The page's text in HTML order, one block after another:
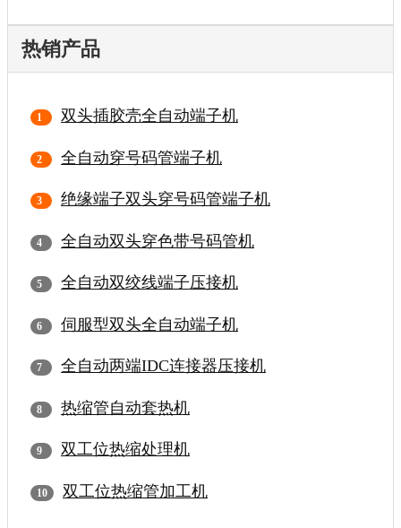
热销产品
双头插胶壳全自动端子机
全自动穿号码管端子机
绝缘端子双头穿号码管端子机
全自动双头穿色带号码管机
全自动双绞线端子压接机
伺服型双头全自动端子机
全自动两端IDC连接器压接机
热缩管自动套热机
双工位热缩处理机
双工位热缩管加工机